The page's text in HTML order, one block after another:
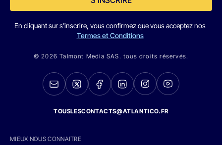
En cliquant sur s'inscrire, vous confirmez que vous acceptez nos
Termes et Conditions
© 2026 Talmont Media SAS. tous droits réservés.
TOUSLESCONTACTS@ATLANTICO.FR
MIEUX NOUS CONNAITRE